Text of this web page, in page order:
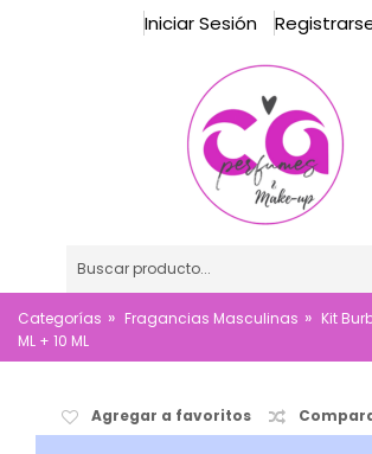
Iniciar Sesión
Categorías » Fragancias Masculinas » Kit
ML + 10 ML
Agregar a favoritos